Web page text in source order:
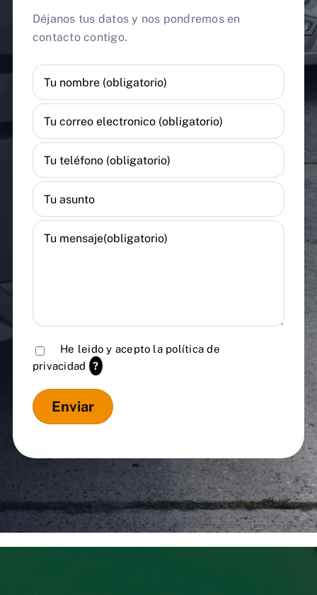
Déjanos tus datos y nos pondremos en
contacto contigo.
He leido y acepto la política de
privacidad
?